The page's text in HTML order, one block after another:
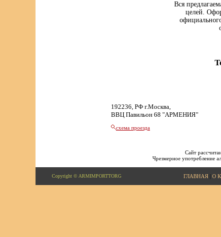
Вся
целей.
192236, РФ г.Москва,
ВВЦ Павильон 68 "АРМЕНИЯ"
схема проезда
Сайт
Чрезмерное употребление
Copyright © ARMIMPORTTORG ГЛАВНАЯ| О